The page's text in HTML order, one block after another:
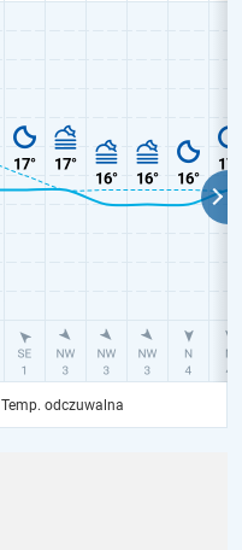
Temp. odczuwalna